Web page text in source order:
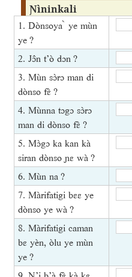
Ɲìninkali
1. Dònsoya ̀ ye mùn
ye ?
2. Jɔ̂n t’ò dɔn ?
3. Mùn sɔ̀rɔ man di
dònso fɛ̀ ?
4. Mùnna tɔgɔ sɔ̀rɔ
man di dònso fɛ̀ ?
5. Mɔ̀gɔ ka kan kà
siran dònso ɲɛ wà ?
6. Mùn na ?
7. Màrifatigi bɛɛ ye
dònso ye wà ?
8. Màrifatigi caman
bɛ yèn, òlu ye mùn
ye ?